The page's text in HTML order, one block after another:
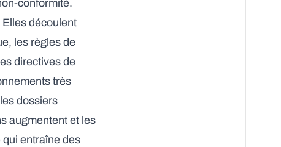
conformité.
découlent
les règles de
directives de
très
dossiers
augmentent et les
entraîne des